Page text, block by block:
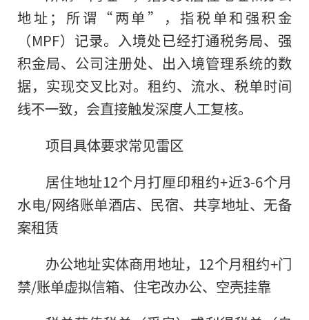
地址；所谓“两单”，指税单和强积金
（MPF）记录。入境处已经打通税务局、强
积金局、公司注册处、出入境管理系统的数
据，实现交叉比对。租约、流水、税单时间
线不一致，会直接触发深度人工复核。
项目具体要求常见雷区
居住地址12个月打厘印租约+近3-6个月
水电/网络账单酒店、民宿、共享地址、无备
案租赁
办公地址实体商用地址，12个月租约+门
禁/账单虚拟信箱、住宅改办公、空壳挂靠